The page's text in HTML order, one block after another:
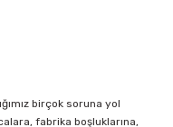
birçok soruna yol
fabrika boşluklarına,